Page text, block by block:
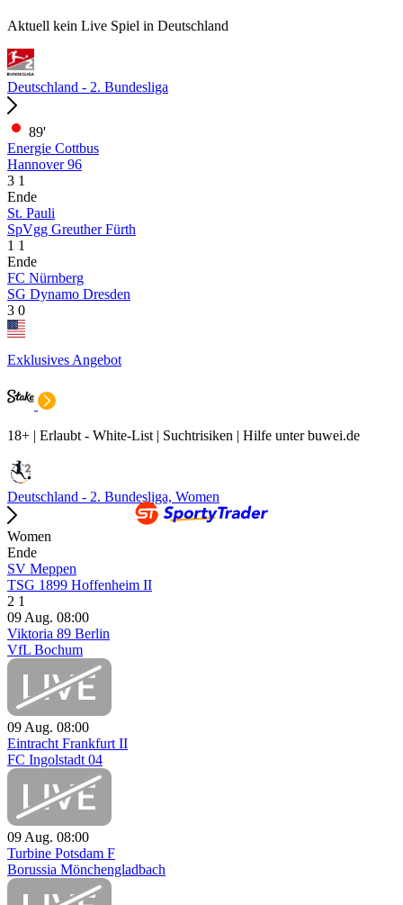
Aktuell kein Live Spiel in Deutschland
Deutschland - 2. Bundesliga
89'
Energie Cottbus
Hannover 96
3 1
Ende
St. Pauli
SpVgg Greuther Fürth
1 1
Ende
FC Nürnberg
SG Dynamo Dresden
3 0
Exklusives Angebot
18+ | Erlaubt - White-List | Suchtrisiken | Hilfe unter buwei.de
Deutschland - 2. Bundesliga, Women
Women
Ende
SV Meppen
TSG 1899 Hoffenheim II
2 1
09 Aug. 08:00
Viktoria 89 Berlin
VfL Bochum
09 Aug. 08:00
Eintracht Frankfurt II
FC Ingolstadt 04
09 Aug. 08:00
Turbine Potsdam F
Borussia Mönchengladbach